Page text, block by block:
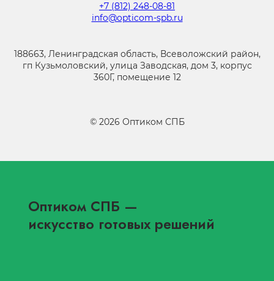
+7 (812) 248-08-81
info@opticom-spb.ru
188663, Ленинградская область, Всеволожский район,
гп Кузьмоловский, улица Заводская, дом 3, корпус
360Г, помещение 12
© 2026 Оптиком СПБ
Оптиком СПБ —
искусство готовых решений